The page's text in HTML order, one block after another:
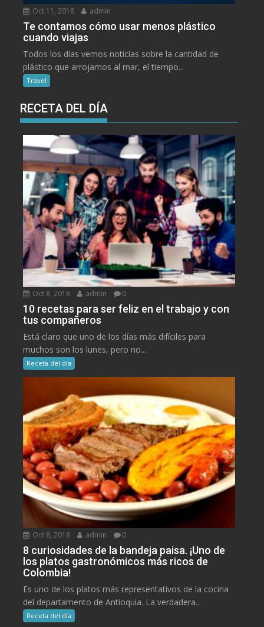
Oct 11, 2018 admin
Te contamos cómo usar menos plástico
cuando viajas
Todos los días vemos noticias sobre la cantidad de
plástico que arrojamos al mar, el tiempo...
Travel
RECETA DEL DÍA
Oct 8, 2018 admin 0
10 recetas para ser feliz en el trabajo y con
tus compañeros
Está claro que uno de los días más difíciles para
muchos son los lunes, pero no...
Receta del día
Oct 8, 2018 admin 0
8 curiosidades de la bandeja paisa. ¡Uno de
los platos gastronómicos más ricos de
Colombia!
Es uno de los platos más representativos de la cocina
del departamento de Antioquia. La verdadera...
Receta del día